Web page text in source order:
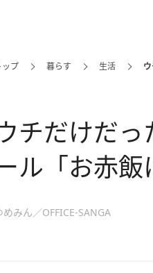
ップ 暮らす 生活
チだけだ
ル「お赤飯
めみん／OFFICE-SANGA